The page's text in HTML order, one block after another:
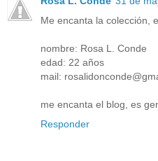
Me encanta la colección,
nombre: Rosa L. Conde
edad: 22 años
mail:
me encanta el blog, es
Responder